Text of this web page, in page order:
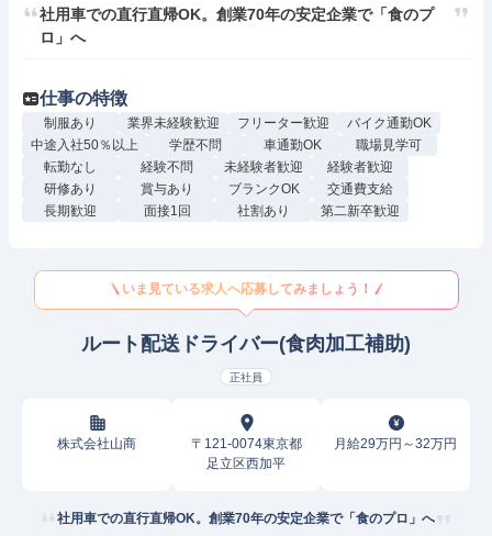
社用車での直行直帰OK。創業70年の安定企業で「食のプ
ロ」へ
仕事の特徴
制服あり 業界未経験歓迎 フリーター歓迎
バイク通勤OK
中途入社50％以上
学歴不問 車通勤OK
職場見学可
転勤なし
経験不問 未経験者歓迎
経験者歓迎
研修あり
賞与あり ブランクOK
交通費支給
長期歓迎
面接1回 社割あり 第二新卒歓迎
いま見ている求人へ応募してみましょう！
ルート配送ドライバー(食肉加工補助)
正社員
株式会社山商
〒121-0074東京都
足立区西加平
月給29万円～32万円
社用車での直行直帰OK。創業70年の安定企業で「食のプロ」へ